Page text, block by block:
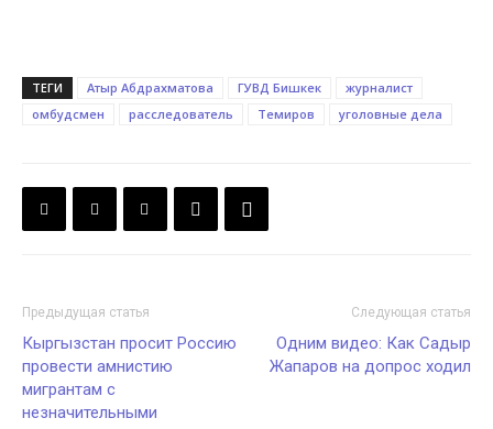
ТЕГИ Атыр Абдрахматова ГУВД Бишкек
журналист
омбудсмен
расследователь Темиров уголовные дела
Предыдущая статья
Кыргызстан просит Россию
провести амнистию
мигрантам с
незначительными
Следующая статья
Одним видео: Как Садыр
Жапаров на допрос ходил